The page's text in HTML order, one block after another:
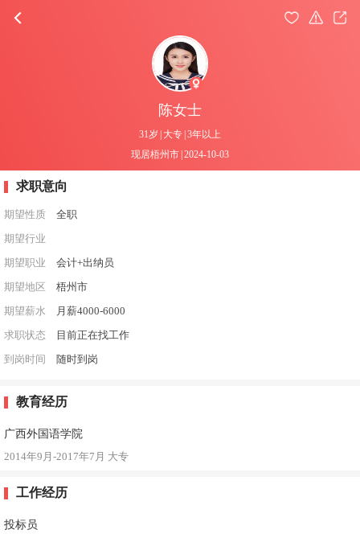
陈女士
31岁 大专 3年以上
现居梧州市 2024-10-03
求职意向
期望性质
全职
期望行业
期望职业
会计+出纳员
期望地区
梧州市
期望薪水
月薪4000-6000
求职状态
目前正在找工作
到岗时间
随时到岗
教育经历
广西外国语学院
2014年9月-2017年7月 大专
工作经历
投标员